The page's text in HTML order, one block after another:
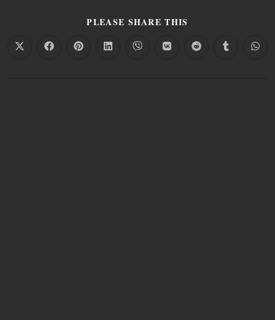
PLEASE SHARE THIS